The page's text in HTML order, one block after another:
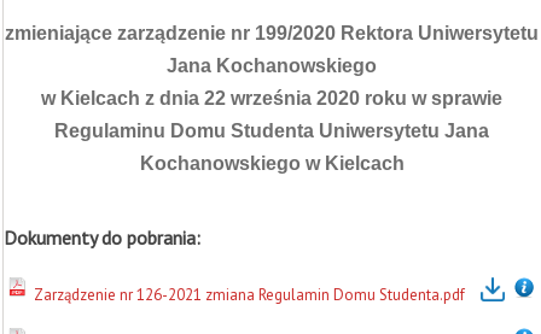
zmieniające zarządzenie nr 199/2020 Rektora Uniwersytetu
Jana Kochanowskiego
w Kielcach z dnia 22 września 2020 roku w sprawie
Regulaminu Domu Studenta Uniwersytetu Jana
Kochanowskiego w Kielcach
Dokumenty do pobrania:
Zarządzenie nr 126-2021 zmiana Regulamin Domu Studenta.pdf